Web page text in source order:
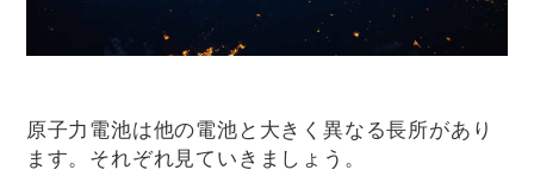
原子力電池は他の電池と大きく異なる長所があり
ます。それぞれ見ていきましょう。